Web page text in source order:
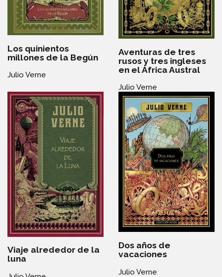
Los quinientos
millones de la Begún
Julio Verne
Aventuras de tres
rusos y tres ingleses
en el África Austral
Julio Verne
Viaje alrededor de la
luna
Dos años de
vacaciones
Julio Verne